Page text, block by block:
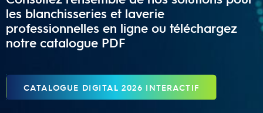
les blanchisseries et laverie
professionnelles en ligne ou téléchargez
notre catalogue PDF
CATALOGUE DIGITAL 2026 INTERACTIF